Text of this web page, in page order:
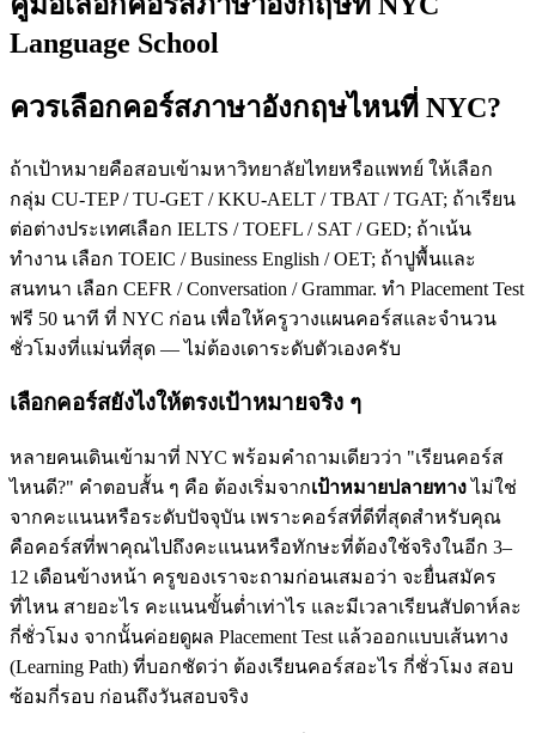
Language School
ควรเลือกคอร์สภาษาอังกฤษไหนที่ NYC?
ถ้าเป้าหมายคือสอบเข้ามหาวิทยาลัยไทยหรือแพทย์ ให้เลือก
กลุ่ม CU-TEP / TU-GET / KKU-AELT / TBAT / TGAT; ถ้าเรียน
ต่อต่างประเทศเลือก IELTS / TOEFL / SAT / GED; ถ้าเน้น
ทำงาน เลือก TOEIC / Business English / OET; ถ้าปูพื้นและ
สนทนา เลือก CEFR / Conversation / Grammar. ทำ Placement Test
ฟรี 50 นาที ที่ NYC ก่อน เพื่อให้ครูวางแผนคอร์สและจำนวน
ชั่วโมงที่แม่นที่สุด — ไม่ต้องเดาระดับตัวเองครับ
เลือกคอร์สยังไงให้ตรงเป้าหมายจริง ๆ
หลายคนเดินเข้ามาที่ NYC พร้อมคำถามเดียวว่า "เรียนคอร์ส
ไหนดี?" คำตอบสั้น ๆ คือ ต้องเริ่มจากเป้าหมายปลายทางไม่ใช่
จากคะแนนหรือระดับปัจจุบัน เพราะคอร์สที่ดีที่สุดสำหรับคุณ
คือคอร์สที่พาคุณไปถึงคะแนนหรือทักษะที่ต้องใช้จริงในอีก 3–
12 เดือนข้างหน้า ครูของเราจะถามก่อนเสมอว่า จะยื่นสมัคร
ที่ไหน สายอะไร คะแนนขั้นต่ำเท่าไร และมีเวลาเรียนสัปดาห์ละ
กี่ชั่วโมง จากนั้นค่อยดูผล Placement Test แล้วออกแบบเส้นทาง
(Learning Path) ที่บอกชัดว่า ต้องเรียนคอร์สอะไร กี่ชั่วโมง สอบ
ซ้อมกี่รอบ ก่อนถึงวันสอบจริง